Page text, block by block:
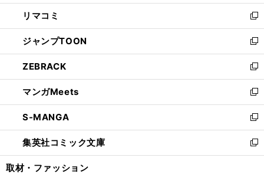
ウ
で
開
く
ン
ド
ウ
で
開
く
ウ
ィ
ン
ド
ウ
で
開
く
し
い
ウ
ィ
ン
ド
ウ
で
開
く
リマコミ
新
し
い
ウ
ィ
ン
ド
ウ
で
開
く
ジャンプTOON
新
し
い
ウ
ィ
ン
ド
ウ
で
開
ZEBRACK
新
し
い
ウ
ィ
ン
ド
ウ
マンガMeets
新
し
い
ウ
ィ
ン
S-MANGA
新
し
い
ウ
集英社コミック文庫
新
し
取材・ファッション